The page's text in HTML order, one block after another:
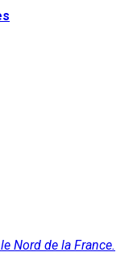
Nord de la France.